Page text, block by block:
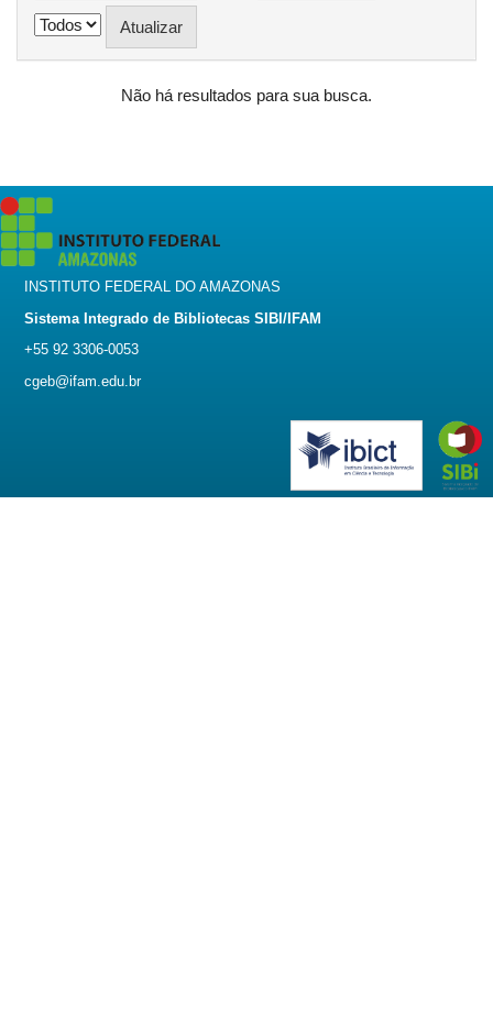
Não há resultados para sua busca.
INSTITUTO FEDERAL DO AMAZONAS
Sistema Integrado de Bibliotecas SIBI/IFAM
+55 92 3306-0053
cgeb@ifam.edu.br